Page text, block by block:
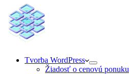
Tvorba WordPress
Žiadosť o cenovú ponuku